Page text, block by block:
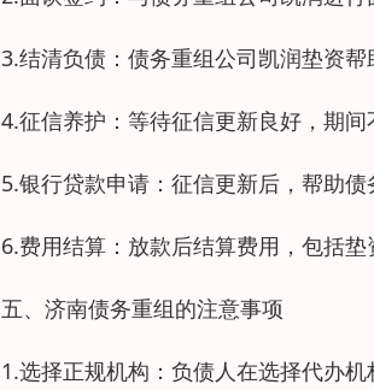
3.结清负债：债务重组公司凯润垫资帮
4.征信养护：等待征信更新良好，期间
5.银行贷款申请：征信更新后，帮助债
6.费用结算：放款后结算费用，包括垫
五、济南债务重组的注意事项
1.选择正规机构：负债人在选择代办